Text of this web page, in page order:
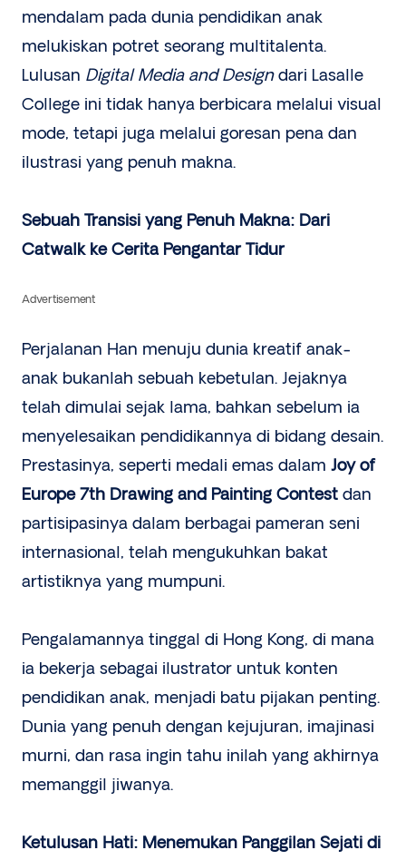
mendalam pada dunia pendidikan anak
melukiskan potret seorang multitalenta.
Lulusan Digital Media and Designdari Lasalle
College ini tidak hanya berbicara melalui visual
mode, tetapi juga melalui goresan pena dan
ilustrasi yang penuh makna.
Sebuah Transisi yang Penuh Makna: Dari
Catwalk ke Cerita Pengantar Tidur
Advertisement
Perjalanan Han menuju dunia kreatif anak-
anak bukanlah sebuah kebetulan. Jejaknya
telah dimulai sejak lama, bahkan sebelum ia
menyelesaikan pendidikannya di bidang desain.
Prestasinya, seperti medali emas dalam Joy of
Europe 7th Drawing and Painting Contest dan
partisipasinya dalam berbagai pameran seni
internasional, telah mengukuhkan bakat
artistiknya yang mumpuni.
Pengalamannya tinggal di Hong Kong, di mana
ia bekerja sebagai ilustrator untuk konten
pendidikan anak, menjadi batu pijakan penting.
Dunia yang penuh dengan kejujuran, imajinasi
murni, dan rasa ingin tahu inilah yang akhirnya
memanggil jiwanya.
Ketulusan Hati: Menemukan Panggilan Sejati di